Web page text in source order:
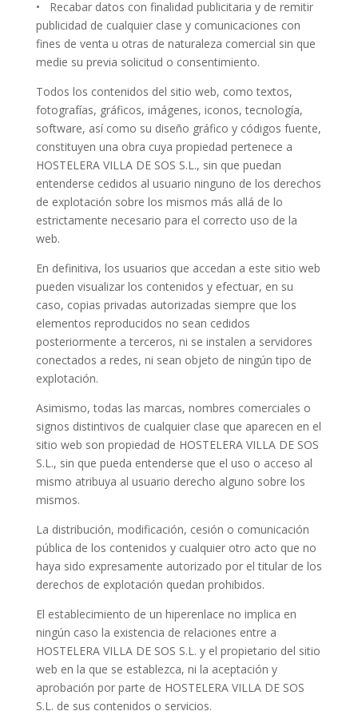
• Recabar datos con finalidad publicitaria y de remitir
publicidad de cualquier clase y comunicaciones con
fines de venta u otras de naturaleza comercial sin que
medie su previa solicitud o consentimiento.
Todos los contenidos del sitio web, como textos,
fotografías, gráficos, imágenes, iconos, tecnología,
software, así como su diseño gráfico y códigos fuente,
constituyen una obra cuya propiedad pertenece a
HOSTELERA VILLA DE SOS S.L., sin que puedan
entenderse cedidos al usuario ninguno de los derechos
de explotación sobre los mismos más allá de lo
estrictamente necesario para el correcto uso de la
web.
En definitiva, los usuarios que accedan a este sitio web
pueden visualizar los contenidos y efectuar, en su
caso, copias privadas autorizadas siempre que los
elementos reproducidos no sean cedidos
posteriormente a terceros, ni se instalen a servidores
conectados a redes, ni sean objeto de ningún tipo de
explotación.
Asimismo, todas las marcas, nombres comerciales o
signos distintivos de cualquier clase que aparecen en el
sitio web son propiedad de HOSTELERA VILLA DE SOS
S.L., sin que pueda entenderse que el uso o acceso al
mismo atribuya al usuario derecho alguno sobre los
mismos.
La distribución, modificación, cesión o comunicación
pública de los contenidos y cualquier otro acto que no
haya sido expresamente autorizado por el titular de los
derechos de explotación quedan prohibidos.
El establecimiento de un hiperenlace no implica en
ningún caso la existencia de relaciones entre a
HOSTELERA VILLA DE SOS S.L. y el propietario del sitio
web en la que se establezca, ni la aceptación y
aprobación por parte de HOSTELERA VILLA DE SOS
S.L. de sus contenidos o servicios.